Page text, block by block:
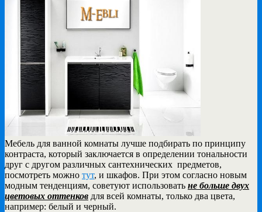
Мебель для ванной комнаты лучше подбирать по принципу
контраста, который заключается в определении тональности
друг с другом различных сантехнических предметов,
посмотреть можно тут, и шкафов. При этом согласно новым
модным тенденциям, советуют использовать не больше двух
цветовых оттенков для всей комнаты, только два цвета,
например: белый и черный.